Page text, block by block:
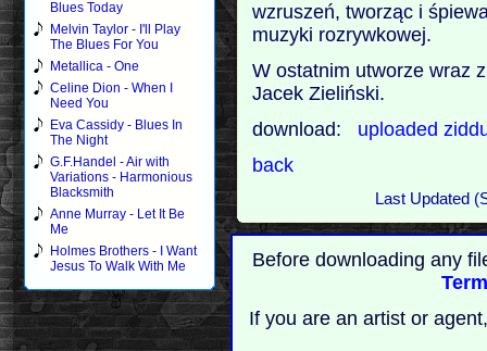
Blues Today
Melvin Taylor - I'll Play
The Blues For You
Metallica - One
Celine Dion - When I
Need You
Eva Cassidy - Blues In
The Night
G.F.Handel - Air with
Variations - Harmonious
Blacksmith
Anne Murray - Let It Be
Me
Holmes Brothers - I Want
Jesus To Walk With Me
wzruszeń, tworząc i
muzyki rozrywkowej.
W ostatnim utworze wraz
Jacek Zieliński.
download: uploaded
back
Last Updated
Before downloading any
If you are an artist or